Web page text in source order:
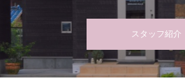
過ご
せる
に、
スタッフ紹介